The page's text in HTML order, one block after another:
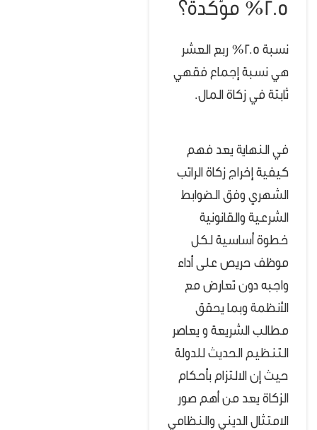
2.5% مؤكدة؟
نسبة 2.5% ربع العشر
هي نسبة إجماع فقهي
ثابتة في زكاة المال.
في النهاية يعد فهم
كيفية إخراج زكاة الراتب
الشهري وفق الضوابط
الشرعية والقانونية
خطوة أساسية لكل
موظف حريص على أداء
واجبه دون تعارض مع
الأنظمة وبما يحقق
مطالب الشريعة و يعاصر
التنظيم الحديث للدولة
حيث إن الالتزام بأحكام
الزكاة يعد من أهم صور
الامتثال الديني والنظامي